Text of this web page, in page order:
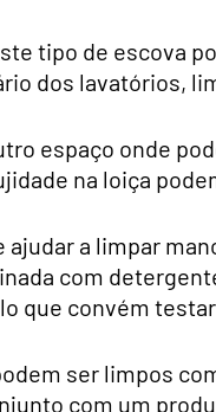
tipo de escova
dos lavatórios,
espaço onde
na loiça
ajudar a limpar
com
que convém
ser limpos
com um